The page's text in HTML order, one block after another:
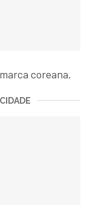
coreana.